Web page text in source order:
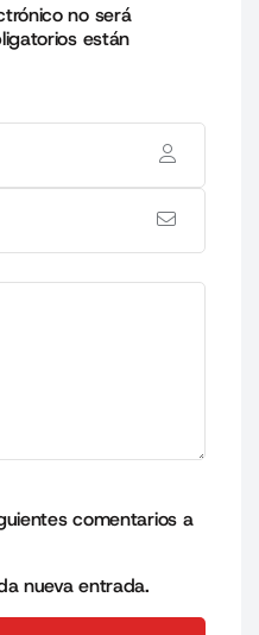
no será
están
comentarios a
nueva entrada.